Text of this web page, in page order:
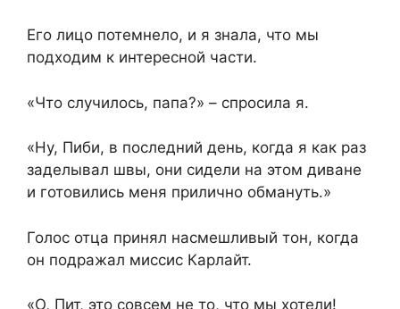
Его лицо потемнело, и я знала, что мы
подходим к интересной части.
«Что случилось, папа?» – спросила я.
«Ну, Пиби, в последний день, когда я как раз
заделывал швы, они сидели на этом диване
и готовились меня прилично обмануть.»
Голос отца принял насмешливый тон, когда
он подражал миссис Карлайт.
«О, Пит, это совсем не то, что мы хотели!